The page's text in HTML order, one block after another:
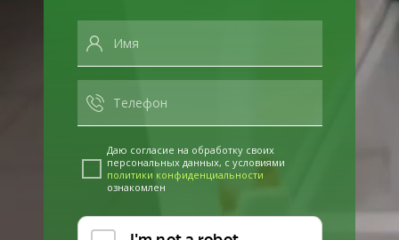
Даю согласие на обработку своих
персональных данных, с условиями
политики конфиденциальности
ознакомлен